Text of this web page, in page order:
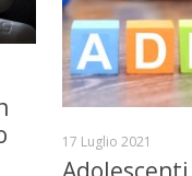
17 Luglio 2021